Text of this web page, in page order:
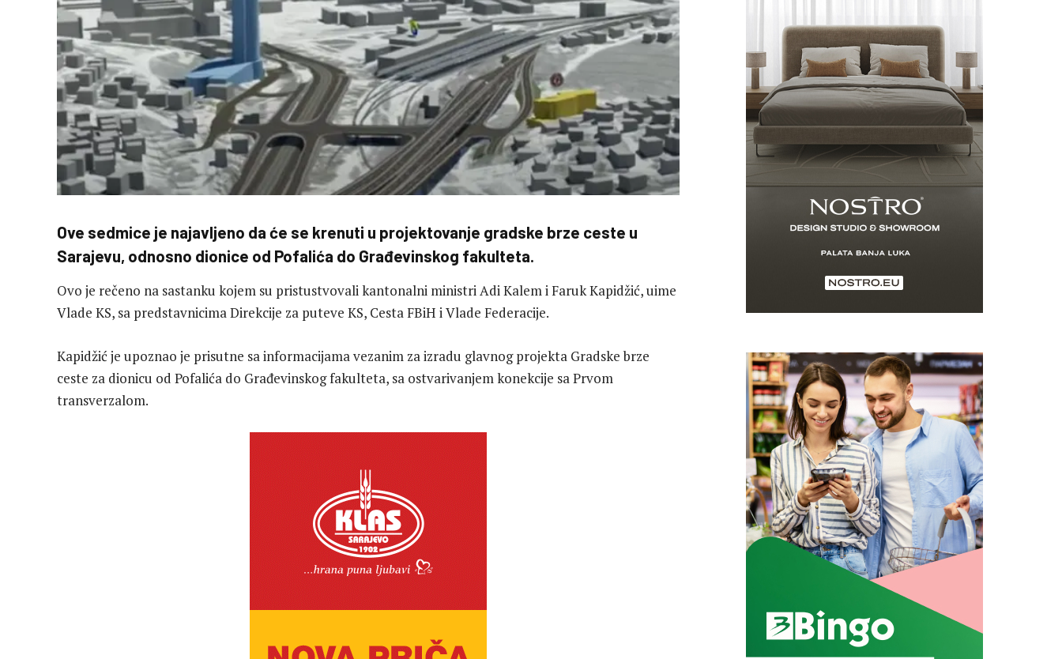
Ove sedmice je najavljeno da će se krenuti u projektovanje gradske brze ceste u
Sarajevu, odnosno dionice od Pofalića do Građevinskog fakulteta.
Ovo je rečeno na sastanku kojem su pristustvovali kantonalni ministri Adi Kalem i Faruk Kapidžić, uime
Vlade KS, sa predstavnicima Direkcije za puteve KS, Cesta FBiH i Vlade Federacije.
Kapidžić je upoznao je prisutne sa informacijama vezanim za izradu glavnog projekta Gradske brze
ceste za dionicu od Pofalića do Građevinskog fakulteta, sa ostvarivanjem konekcije sa Prvom
transverzalom.